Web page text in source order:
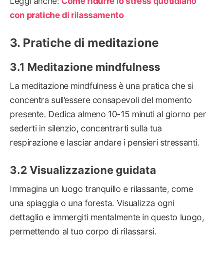
con pratiche di rilassamento
Pratiche di meditazione
Meditazione mindfulness
La meditazione mindfulness è una pratica che si
concentra sull’essere consapevoli del momento
presente. Dedica almeno 10-15 minuti al giorno per
sederti in silenzio, concentrarti sulla tua
respirazione e lasciar andare i pensieri stressanti.
Visualizzazione guidata
Immagina un luogo tranquillo e rilassante, come
una spiaggia o una foresta. Visualizza ogni
dettaglio e immergiti mentalmente in questo luogo,
permettendo al tuo corpo di rilassarsi.